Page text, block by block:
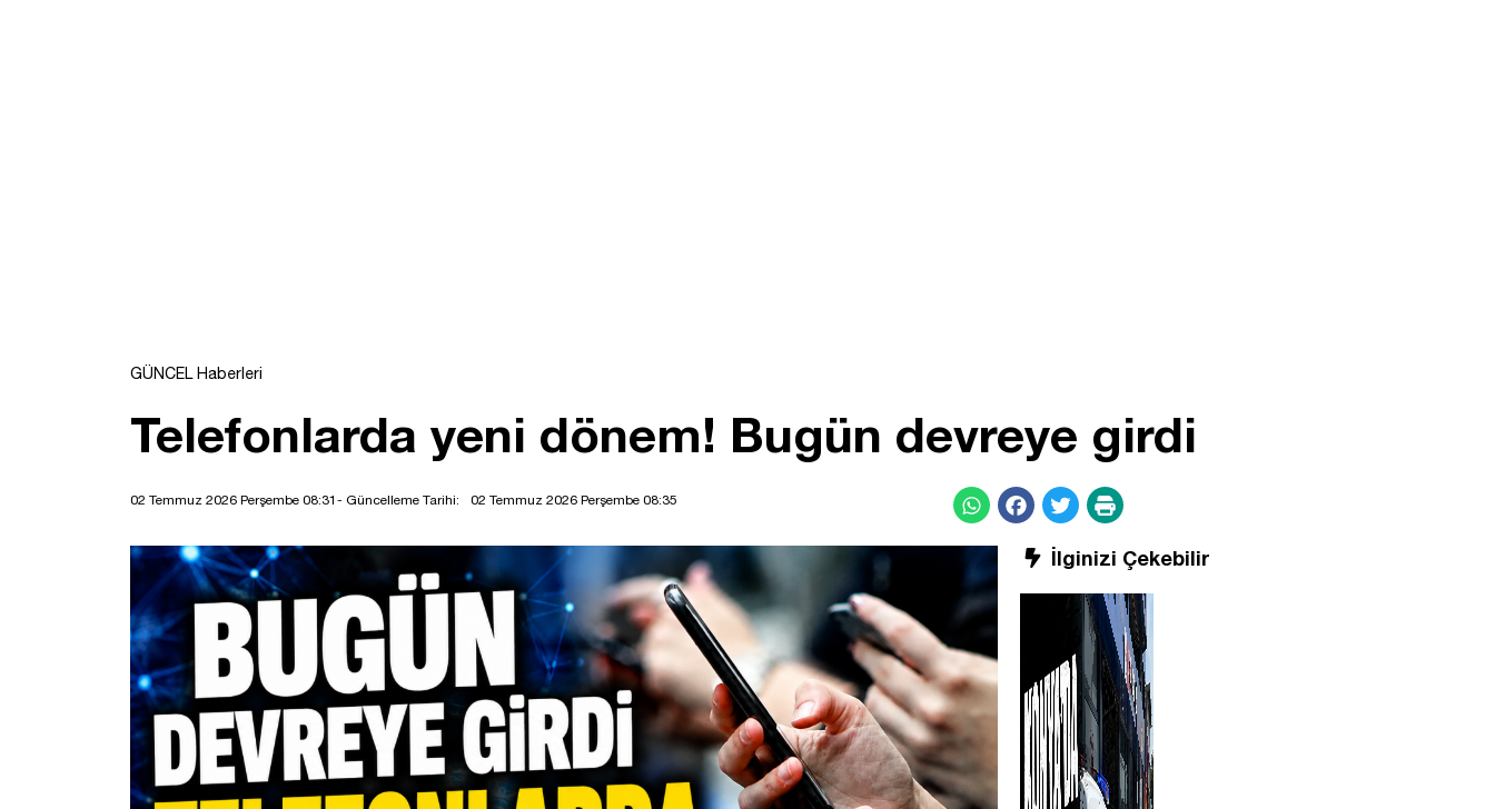
GÜNCEL Haberleri
Telefonlarda yeni dönem! Bugün devreye girdi
02 Temmuz 2026 Perşembe 08:31 - Güncelleme Tarihi: 02 Temmuz 2026 Perşembe 08:35
İlginizi Çekebilir